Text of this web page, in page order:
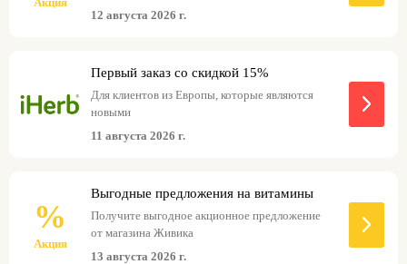
12 августа 2026 г.
Первый заказ со скидкой 15%
Для клиентов из Европы, которые являются
новыми
11 августа 2026 г.
%
Акция
Выгодные предложения на витамины
Получите выгодное акционное предложение
от магазина Живика
13 августа 2026 г.